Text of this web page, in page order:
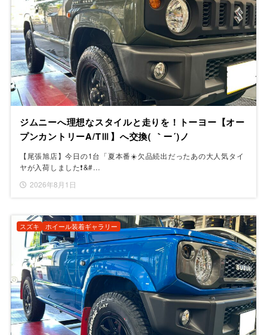
ジムニーへ理想なスタイルと走りを！トーヨー【オー
プンカントリーA/TⅢ】へ交換( ｀ー´)ノ
【尾張旭店】今日の1台「夏本番☀️欠品続出だったあの大人気タイ
ヤが入荷しました❗&#…
2026年8月1日
スズキ ホイール装着ギャラリー